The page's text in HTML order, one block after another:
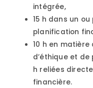
intégrée,
15 h dans un
planification
10 h en
d’éthique et
h reliées
financière.